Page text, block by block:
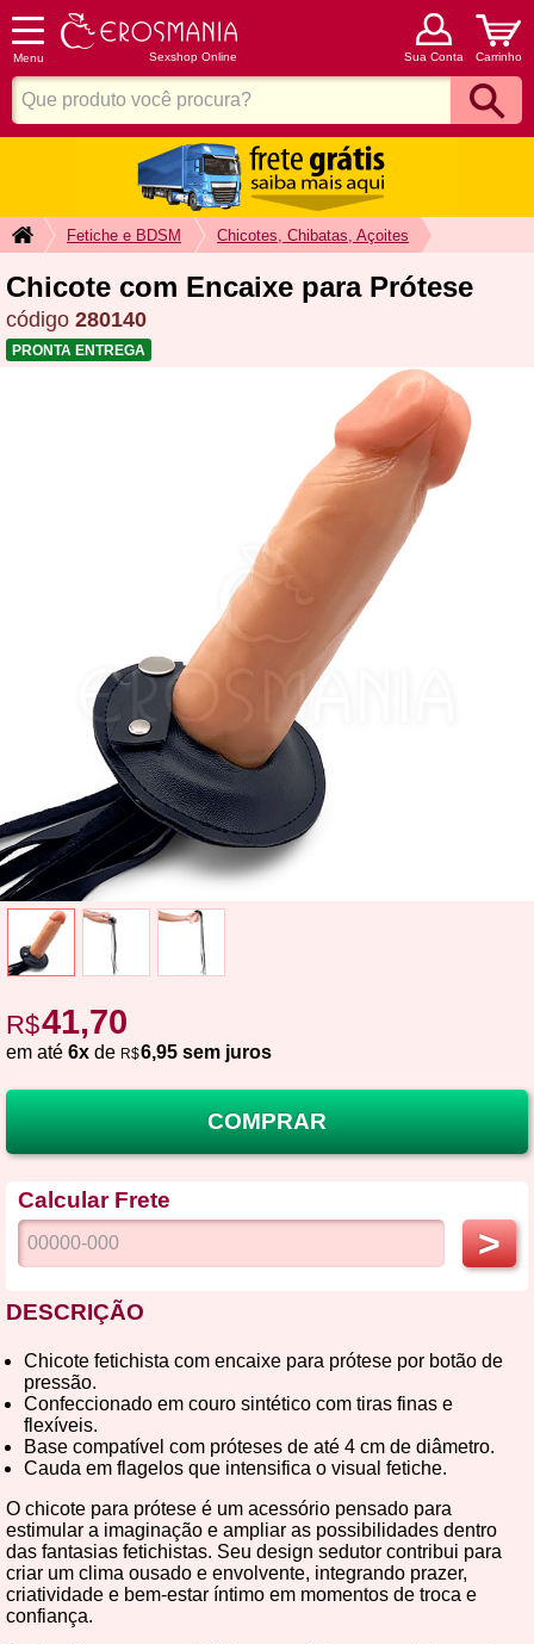
Menu Sexshop Online Sua Conta Carrinho
Fetiche e BDSM Chicotes, Chibatas, Açoites
Chicote com Encaixe para Prótese
código 280140
PRONTA ENTREGA
R$41,70
em até 6x de R$6,95 sem juros
COMPRAR
Calcular Frete
>
DESCRIÇÃO
Chicote fetichista com encaixe para prótese por botão de
pressão.
Confeccionado em couro sintético com tiras finas e
flexíveis.
Base compatível com próteses de até 4 cm de diâmetro.
Cauda em flagelos que intensifica o visual fetiche.
O chicote para prótese é um acessório pensado para
estimular a imaginação e ampliar as possibilidades dentro
das fantasias fetichistas. Seu design sedutor contribui para
criar um clima ousado e envolvente, integrando prazer,
criatividade e bem-estar íntimo em momentos de troca e
confiança.